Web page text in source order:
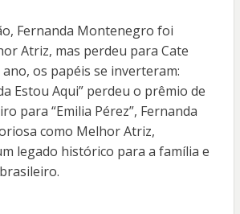
Fernanda Montenegro foi
Atriz, mas perdeu para Cate
os papéis se inverteram:
Estou Aqui” perdeu o prêmio de
para “Emilia Pérez”, Fernanda
como Melhor Atriz,
legado histórico para a família e